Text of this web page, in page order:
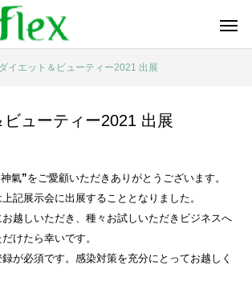
ダイエット＆ビューティー2021 出展
ビューティー2021 出展
氣”をご愛顧いただきありがとうございます。
記展示会に出展することとなりました。
越しいただき、種々お試しいただきビジネスへ
けたら幸いです。
が必須です。感染対策を充分にとってお越しく